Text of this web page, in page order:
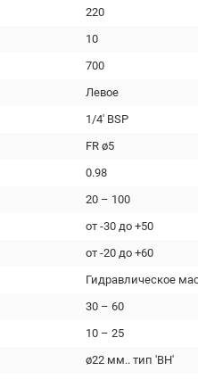
220
10
700
Левое
1/4' BSP
FR ø5
0.98
20 – 100
от -30 до +50
от -20 до +60
Гидравлическое
30 – 60
10 – 25
ø22 мм.. тип 'BH'